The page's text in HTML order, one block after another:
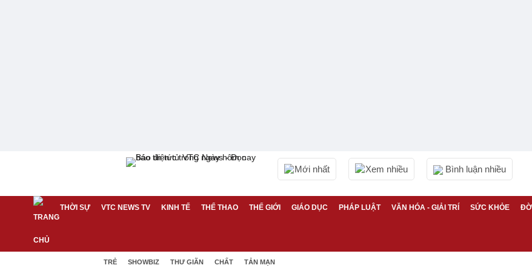
Mới nhất Xem nhiều Bình luận nhiều
THỜI SỰ VTC NEWS TV KINH TẾ THỂ THAO THẾ GIỚI GIÁO DỤC PHÁP LUẬT VĂN HÓA - GIẢI TRÍ SỨC KHỎE
TRẺ SHOWBIZ THƯ GIÃN CHẤT TẢN MẠN